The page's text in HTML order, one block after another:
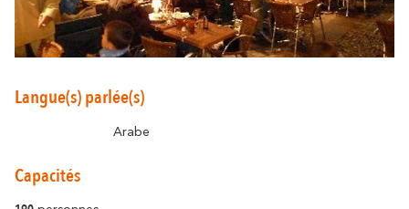
Les vignobles
Ville Rugby
St Jacques de Compostelle
En amoureux
Langue(s) parlée(s)
Arabe
Capacités